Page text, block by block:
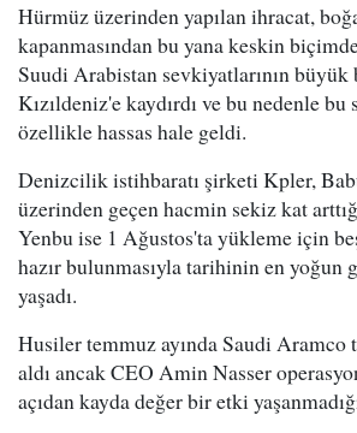
Hürmüz üzerinden yapılan ihracat,
kapanmasından bu yana keskin
Suudi Arabistan sevkiyatlarının
Kızıldeniz'e kaydırdı ve bu nedenle bu
özellikle hassas hale geldi.
Denizcilik istihbaratı şirketi Kpler,
üzerinden geçen hacmin sekiz kat
Yenbu ise 1 Ağustos'ta yükleme için
hazır bulunmasıyla tarihinin en
yaşadı.
Husiler temmuz ayında Saudi Aramco
aldı ancak CEO Amin Nasser
açıdan kayda değer bir etki